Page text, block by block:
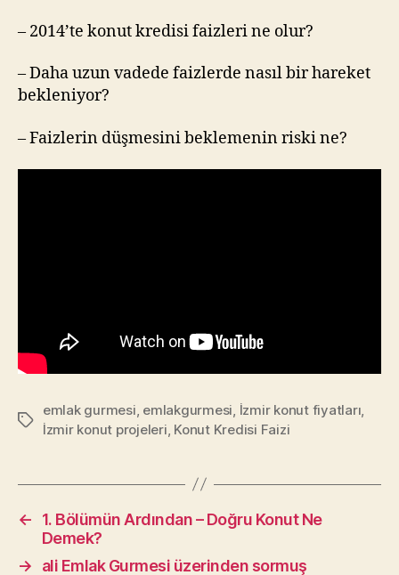
– 2014’te konut kredisi faizleri ne olur?
– Daha uzun vadede faizlerde nasıl bir hareket
bekleniyor?
– Faizlerin düşmesini beklemenin riski ne?
Tags
emlak gurmesi emlakgurmesi İzmir konut fiyatları
İzmir konut projeleri Konut Kredisi Faizi
←
1. Bölümün Ardından – Doğru Konut Ne
Demek?
→
ali Emlak Gurmesi üzerinden sormuş